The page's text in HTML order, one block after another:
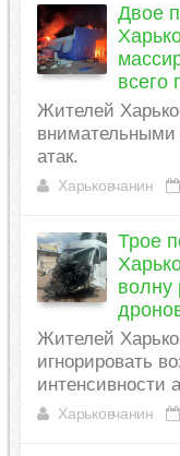
Двое
всего
Жителей
внимательными
атак.
Харьковчанин
Трое
волну
Жителей
игнорировать
интенсивности
Харьковчанин